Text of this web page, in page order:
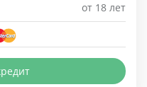
от 18 лет